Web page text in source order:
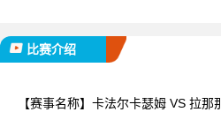
比赛介绍
【赛事名称】 卡法尔卡瑟姆 VS 拉那